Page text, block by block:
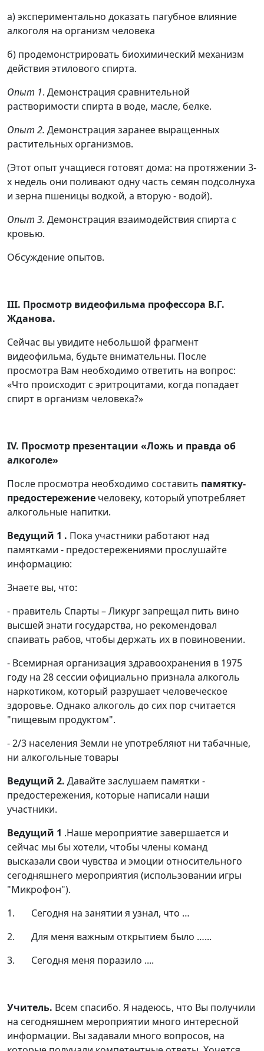
а) экспериментально доказать пагубное влияние
алкоголя на организм человека
б) продемонстрировать биохимический механизм
действия этилового спирта.
Опыт 1. Демонстрация сравнительной
растворимости спирта в воде, масле, белке.
Опыт 2. Демонстрация заранее выращенных
растительных организмов.
(Этот опыт учащиеся готовят дома: на протяжении 3-
х недель они поливают одну часть семян подсолнуха
и зерна пшеницы водкой, а вторую - водой).
Опыт 3. Демонстрация взаимодействия спирта с
кровью.
Обсуждение опытов.
ІІІ. Просмотр видеофильма профессора В.Г.
Жданова.
Сейчас вы увидите небольшой фрагмент
видеофильма, будьте внимательны. После
просмотра Вам необходимо ответить на вопрос:
«Что происходит с эритроцитами, когда попадает
спирт в организм человека?»
ІV. Просмотр презентации «Ложь и правда об
алкоголе»
После просмотра необходимо составить памятку-
предостережение человеку, который употребляет
алкогольные напитки.
Ведущий 1 . Пока участники работают над
памятками - предостережениями прослушайте
информацию:
Знаете вы, что:
- правитель Спарты – Ликург запрещал пить вино
высшей знати государства, но рекомендовал
спаивать рабов, чтобы держать их в повиновении.
- Всемирная организация здравоохранения в 1975
году на 28 сессии официально признала алкоголь
наркотиком, который разрушает человеческое
здоровье. Однако алкоголь до сих пор считается
"пищевым продуктом".
- 2/3 населения Земли не употребляют ни табачные,
ни алкогольные товары
Ведущий 2. Давайте заслушаем памятки -
предостережения, которые написали наши
участники.
Ведущий 1 .Наше мероприятие завершается и
сейчас мы бы хотели, чтобы члены команд
высказали свои чувства и эмоции относительного
сегодняшнего мероприятия (использовании игры
"Микрофон").
1. Сегодня на занятии я узнал, что …
2. Для меня важным открытием было …...
3. Сегодня меня поразило ....
Учитель. Всем спасибо. Я надеюсь, что Вы получили
на сегодняшнем мероприятии много интересной
информации. Вы задавали много вопросов, на